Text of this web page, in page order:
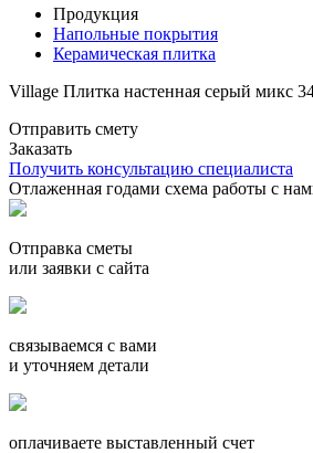
Продукция
Напольные покрытия
Керамическая плитка
Village Плитка настенная серый микс
Отправить смету
Заказать
Получить консультацию специалиста
Отлаженная годами схема работы с
Отправка сметы
или заявки с сайта
связываемся с вами
и уточняем детали
оплачиваете выставленный счет